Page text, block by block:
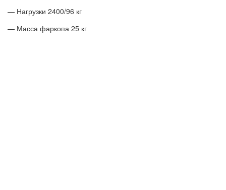
— Нагрузки 2400/96 кг
— Масса фаркопа 25 кг